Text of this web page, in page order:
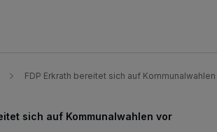
FDP Erkrath bereitet sich auf
sich auf Kommunalwahlen vor